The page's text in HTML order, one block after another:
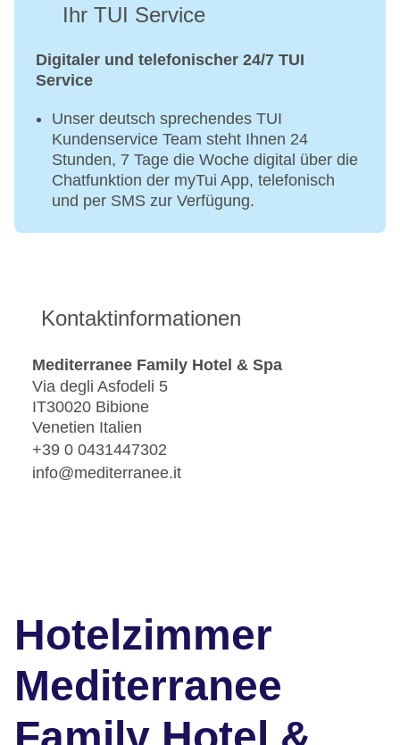
52 EUR, Cellulite-Behandlung: ab 78 EUR,
Gesichtsbehandlung: ab 72 EUR, Maniküre: ab
33 EUR, Pediküre: ab 52 EUR
Ihr TUI Service
Digitaler und telefonischer 24/7 TUI
Service
Unser deutsch sprechendes TUI
Kundenservice Team steht Ihnen 24
Stunden, 7 Tage die Woche digital über die
Chatfunktion der myTui App, telefonisch
und per SMS zur Verfügung.
Kontaktinformationen
Mediterranee Family Hotel & Spa
Via degli Asfodeli 5
IT30020 Bibione
Venetien Italien
+39 0 0431447302
info@mediterranee.it
Hotelzimmer
Mediterranee